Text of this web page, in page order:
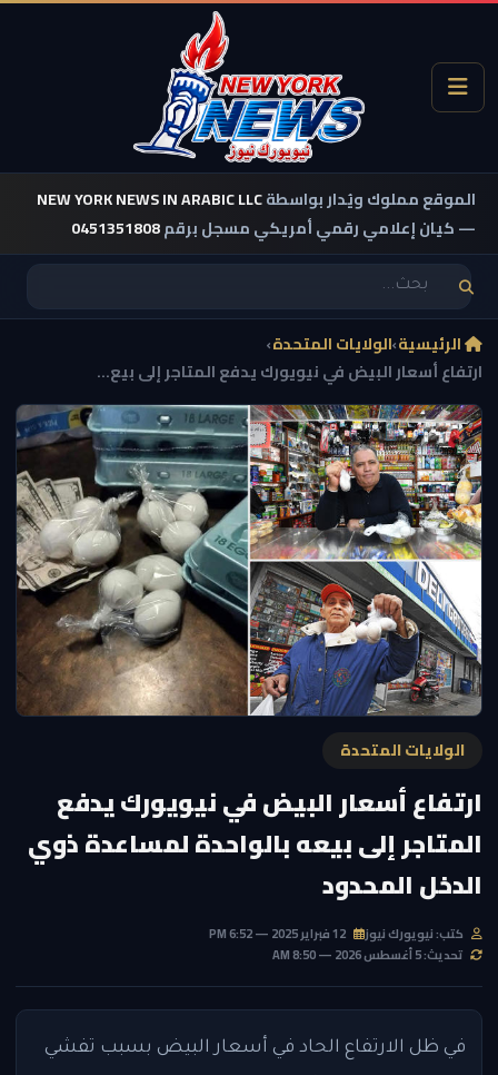
الموقع مملوك ويُدار بواسطةNEW YORK NEWS IN ARABIC LLC
— كيان إعلامي رقمي أمريكي مسجل برقم0451351808
الرئيسية›الولايات المتحدة›
ارتفاع أسعار البيض في نيويورك يدفع المتاجر إلى بيع...
الولايات المتحدة
ارتفاع أسعار البيض في نيويورك يدفع
المتاجر إلى بيعه بالواحدة لمساعدة ذوي
الدخل المحدود
كتب: نيويورك نيوز
تحديث: 5 أغسطس 2026 — 8:50 AM
في ظل الارتفاع الحاد في أسعار البيض بسبب تفشي